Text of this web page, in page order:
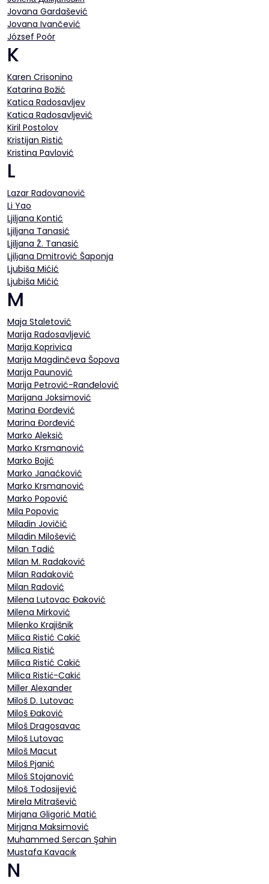
Jovana Gardašević
Jovana Ivančević
József Poór
K
Karen Crisonino
Katarina Božić
Katica Radosavljev
Katica Radosavljević
Kiril Postolov
Kristijan Ristić
Kristina Pavlović
L
Lazar Radovanović
Li Yao
Ljiljana Kontić
Ljiljana Tanasić
Ljiljana Ž. Tanasić
Ljilјana Dmitrović Šaponja
Ljubiša Mićić
Ljubiša Mićić
M
Maja Staletović
Marija Radosavljević
Marija Koprivica
Marija Magdinčeva Šopova
Marija Paunović
Marija Petrović-Ranđelović
Marijana Joksimović
Marina Đorđević
Marina Đorđević
Marko Aleksić
Marko Krsmanović
Marko Bojić
Marko Janaćković
Marko Krsmanović
Marko Popović
Mila Popovic
Miladin Jovičić
Miladin Milošević
Milan Tadić
Milan M. Radaković
Milan Radaković
Milan Radović
Milena Lutovac Đaković
Milena Mirković
Milenko Krajišnik
Milica Ristić Cakić
Milica Ristić
Milica Ristić Cakić
Milica Ristić-Cakić
Miller Alexander
Miloš D. Lutovac
Miloš Đaković
Miloš Dragosavac
Miloš Lutovac
Miloš Macut
Miloš Pjanić
Miloš Stojanović
Miloš Todosijević
Mirela Mitrašević
Mirjana Gligorić Matić
Mirjana Maksimović
Muhammed Sercan Şahin
Mustafa Kavacık
N